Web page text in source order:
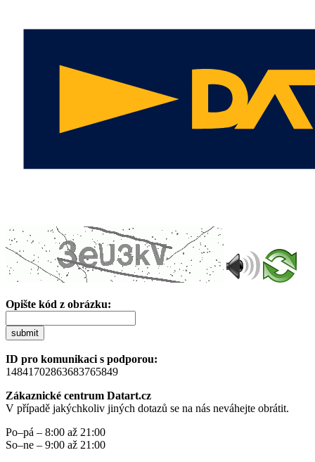
Opište kód z obrázku:
submit
ID pro komunikaci s podporou:
14841702863683765849
Zákaznické centrum Datart.cz
V případě jakýchkoliv jiných dotazů se na nás neváhejte obrátit.
Po–pá – 8:00 až 21:00
So–ne – 9:00 až 21:00